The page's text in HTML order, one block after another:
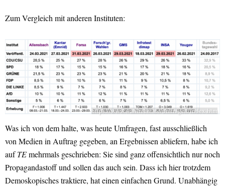
Zum Vergleich mit anderen Instituten:
https://www.wahlrecht.de/umfragen/index.htm
Was ich von dem halte, was heute Umfragen, fast ausschließlich
von Medien in Auftrag gegeben, an Ergebnissen abliefern, habe ich
aufTEmehrmals geschrieben: Sie sind ganz offensichtlich nur noch
Propagandastoff und sollen das auch sein. Dass ich hier trotzdem
Demoskopisches traktiere, hat einen einfachen Grund. Unabhängig